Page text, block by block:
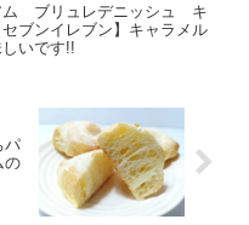
ム ブリュレデニッシュ キ
ブンイレブン】キャラメル
いです!!
パ
の